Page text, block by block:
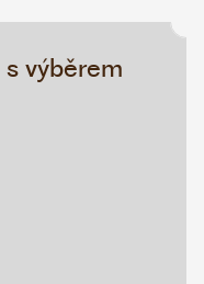
výběrem